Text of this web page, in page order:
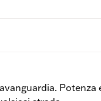
Potenza